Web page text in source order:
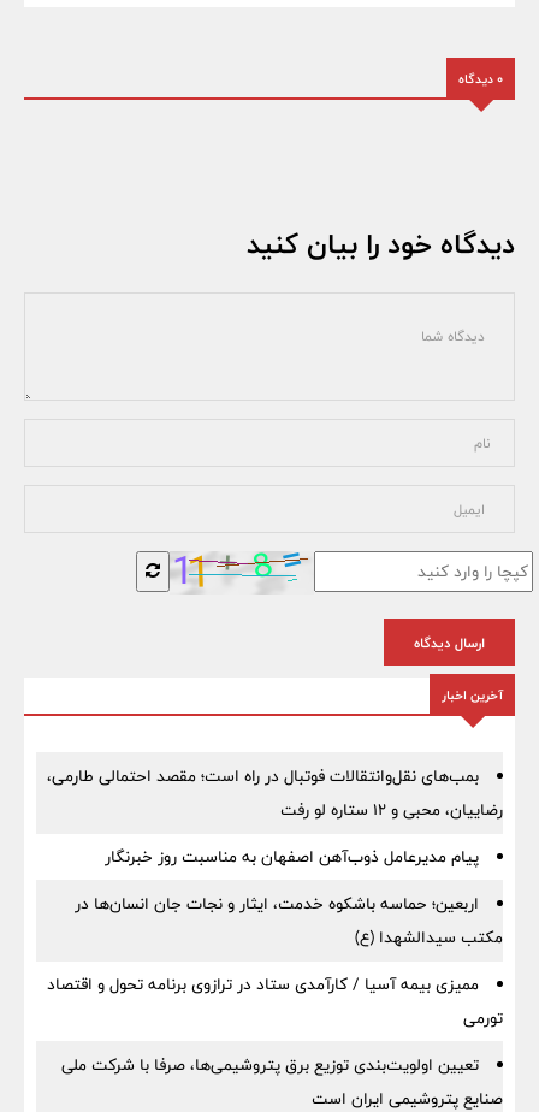
0 دیدگاه
دیدگاه خود را بیان کنید
ارسال دیدگاه
آخرین اخبار
بمب‌های نقل‌وانتقالات فوتبال در راه است؛ مقصد احتمالی طارمی،
رضاییان، محبی و ۱۲ ستاره لو رفت
پیام مدیرعامل ذوب‌آهن اصفهان به مناسبت روز خبرنگار
اربعین؛ حماسه باشکوه خدمت، ایثار و نجات جان انسان‌ها در
مکتب سیدالشهدا (ع)
ممیزی بیمه آسیا / کارآمدی ستاد در ترازوی برنامه تحول و اقتصاد
تورمی
تعیین اولویت‌بندی توزیع برق پتروشیمی‌ها، صرفا با شرکت ملی
صنایع پتروشیمی ایران است